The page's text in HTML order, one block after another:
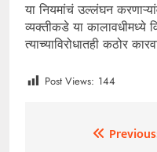
या नियमांचं उल्लंघन
व्यक्तीकडे या कालावधीमध्ये
त्याच्याविरोधातही कठोर
Post Views: 144